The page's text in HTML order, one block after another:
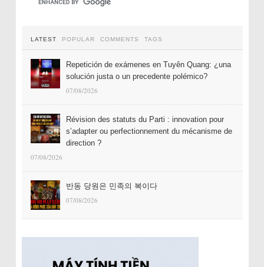
LATEST POPULAR COMMENTS TAGS
Repetición de exámenes en Tuyên Quang: ¿una
solución justa o un precedente polémico?
07/08/2026
Révision des statuts du Parti : innovation pour
s’adapter ou perfectionnement du mécanisme de
direction ?
07/08/2026
반동 당원은 민족의 복이다
07/08/2026